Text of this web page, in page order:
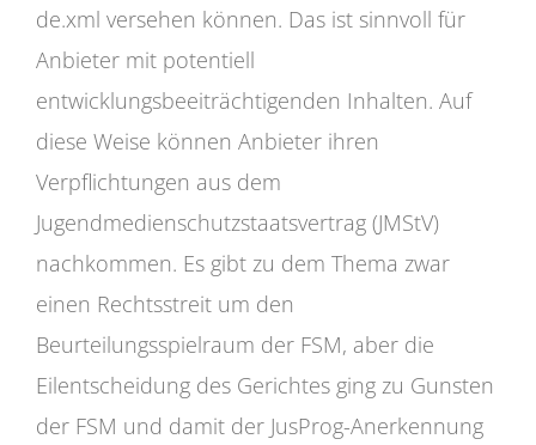
de.xml versehen können. Das ist sinnvoll für
Anbieter mit potentiell
entwicklungsbeeiträchtigenden Inhalten. Auf
diese Weise können Anbieter ihren
Verpflichtungen aus dem
Jugendmedienschutzstaatsvertrag (JMStV)
nachkommen. Es gibt zu dem Thema zwar
einen Rechtsstreit um den
Beurteilungsspielraum der FSM, aber die
Eilentscheidung des Gerichtes ging zu Gunsten
der FSM und damit der JusProg-Anerkennung